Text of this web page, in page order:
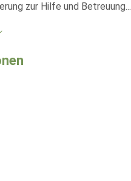
zur Hilfe und Betreuung...